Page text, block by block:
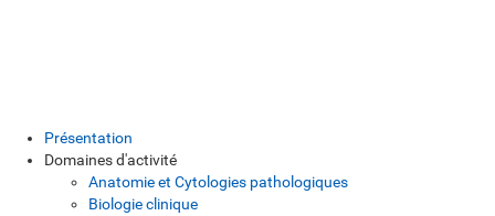
Présentation
Domaines d'activité
Anatomie et Cytologies pathologiques
Biologie clinique